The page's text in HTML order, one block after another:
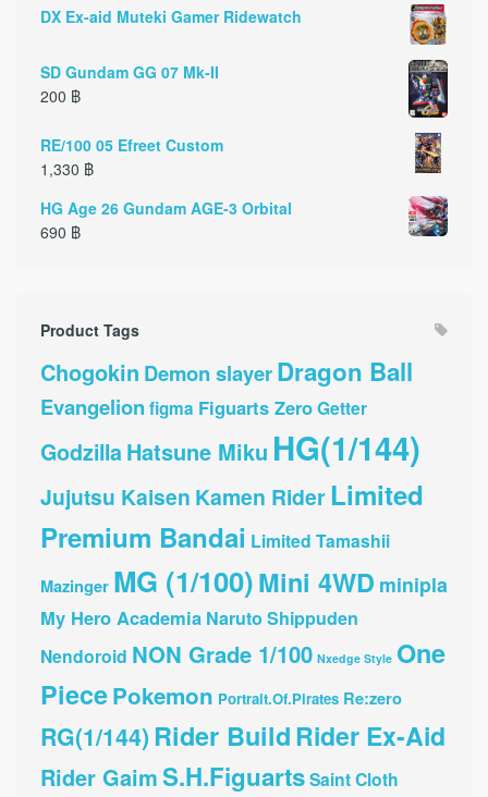
DX Ex-aid Muteki Gamer Ridewatch
SD Gundam GG 07 Mk-II
200 ฿
RE/100 05 Efreet Custom
1,330 ฿
HG Age 26 Gundam AGE-3 Orbital
690 ฿
Product Tags
Chogokin Demon slayerDragon Ball
Evangelion figma Figuarts ZeroGetter
GodzillaHatsune Miku HG(1/144)
Jujutsu Kaisen Kamen Rider Limited
Premium Bandai Limited Tamashii
Mazinger MG (1/100)Mini 4WD minipla
My Hero Academia Naruto Shippuden
Nendoroid NON Grade 1/100 Nxedge Style One
PiecePokemon Portrait.Of.Pirates Re:zero
RG(1/144)Rider BuildRider Ex-Aid
Rider GaimS.H.FiguartsSaint Cloth